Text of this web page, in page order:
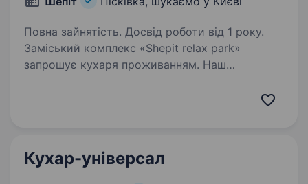
Повна зайнятість. Досвід роботи від 1 року.
Заміський комплекс «Shepit relax park»
запрошує кухаря проживанням. Наш
Кухар-універсал